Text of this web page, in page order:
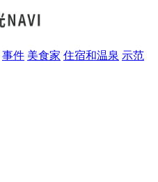
事件 美食家 住宿和温泉 示范